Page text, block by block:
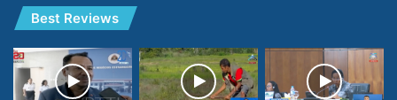
Best Reviews